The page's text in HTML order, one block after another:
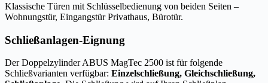
Klassische Türen mit Schlüsselbedienung von beiden Seiten –
Wohnungstür, Eingangstür Privathaus, Bürotür.
Schließanlagen-Eignung
Der Doppelzylinder ABUS MagTec 2500 ist für folgende
Schließvarianten verfügbar: Einzelschließung, Gleichschließung,